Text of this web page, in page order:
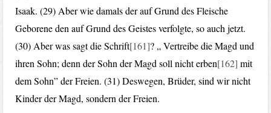
Isaak. (29) Aber wie damals der auf Grund des Fleische
Geborene den auf Grund des Geistes verfolgte, so auch jetzt.
(30) Aber was sagt die Schrift[161]? „ Vertreibe die Magd und
ihren Sohn; denn der Sohn der Magd soll nicht erben[162] mit
dem Sohn” der Freien. (31) Deswegen, Brüder, sind wir nicht
Kinder der Magd, sondern der Freien.